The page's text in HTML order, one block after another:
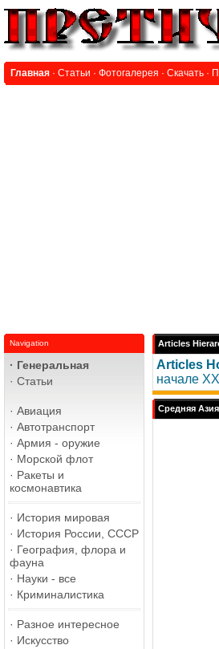
Главная · Статьи · Фотогалерея · Скачать ·
Navigation
· Генеральная
· Статьи
· Авиация
· Автотранспорт
· Армия - оружие
· Морской флот
· Ракеты и
космонавтика
· История мировая
· История России, СССР
· География, флора и
фауна
· Науки - все
· Криминалистика
· Разное интересное
· Искусство
Articles
Articles
начале
Средняя